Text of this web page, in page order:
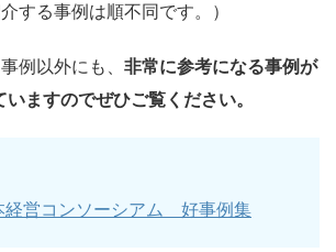
する事例は順不同です。）
例以外にも、 非常に参考になる事例が
ますのでぜひご覧ください。
経営コンソーシアム 好事例集